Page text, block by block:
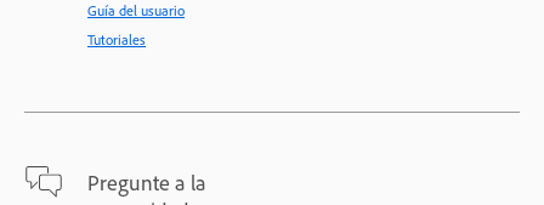
Guía del usuario
Tutoriales
Pregunte a la